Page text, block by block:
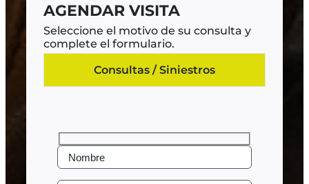
AGENDAR VISITA
Seleccione el motivo de su consulta y
complete el formulario.
Consultas / Siniestros